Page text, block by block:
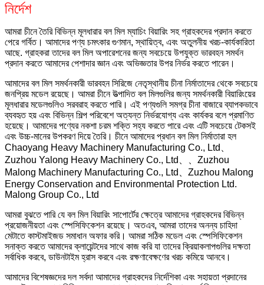
নির্দেশ
আমরা চীনে তৈরি বিভিন্ন মূলধারার বল মিল ম্যাচিং বিয়ারিং সহ গ্রাহকদের প্রদান করতে
পেরে গর্বিত। আমাদের পণ্য চমৎকার গুণমান, স্থায়িত্ব, এবং অতুলনীয় খরচ-কার্যকারিতা
আছে. গ্রাহকরা তাদের বল মিল অপারেশনের জন্য সবচেয়ে উপযুক্ত ভারবহন সমর্থন
প্রদান করতে আমাদের পেশাদার জ্ঞান এবং অভিজ্ঞতার উপর নির্ভর করতে পারেন।
আমাদের বল মিল সমর্থনকারী ভারবহন সিরিজে নেতৃস্থানীয় চীনা নির্মাতাদের থেকে সবচেয়ে
জনপ্রিয় মডেল রয়েছে। আমরা চীনে উত্পাদিত বল মিলগুলির জন্য সমর্থনকারী বিয়ারিংয়ের
মূলধারার মডেলগুলিও সরবরাহ করতে পারি। এই পণ্যগুলি সমগ্র চীনা বাজারে ব্যাপকভাবে
ব্যবহৃত হয় এবং বিভিন্ন শিল্প পরিবেশে অত্যন্ত নির্ভরযোগ্য এবং কার্যকর বলে প্রমাণিত
হয়েছে। আমাদের পণ্যের নকশা চরম শক্তি সহ্য করতে পারে এবং এটি সবচেয়ে টেকসই
এবং উচ্চ-মানের উপকরণ দিয়ে তৈরি। চীনে আমাদের প্রধান বল মিল নির্মাতারা হল
Chaoyang Heavy Machinery Manufacturing Co., Ltd、
Zuzhou Yalong Heavy Machinery Co., Ltd、、Zuzhou
Malong Machinery Manufacturing Co., Ltd、Zuzhou Malong
Energy Conservation and Environmental Protection Ltd.
Malong Group Co., Ltd
আমরা বুঝতে পারি যে বল মিল বিয়ারিং সাপোর্টের ক্ষেত্রে আমাদের গ্রাহকদের বিভিন্ন
প্রয়োজনীয়তা এবং স্পেসিফিকেশন রয়েছে। অতএব, আমরা তাদের অনন্য চাহিদা
মেটাতে কাস্টমাইজড সমাধান অফার করি। আমরা সঠিক মডেল এবং স্পেসিফিকেশন
সনাক্ত করতে আমাদের ক্লায়েন্টদের সাথে কাজ করি যা তাদের ক্রিয়াকলাপগুলির দক্ষতা
সর্বাধিক করবে, ডাউনটাইম হ্রাস করবে এবং রক্ষণাবেক্ষণের খরচ কমিয়ে আনবে।
আমাদের বিশেষজ্ঞদের দল সর্বদা আমাদের গ্রাহকদের নির্দেশিকা এবং সহায়তা প্রদানের